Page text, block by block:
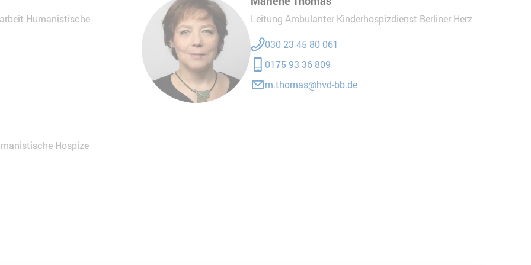
Humanistische
Leitung Ambulanter Kinderhospizdienst Berliner Herz
030 23 45 80 061
0175 93 36 809
m.thomas@hvd-bb.de
Hospize